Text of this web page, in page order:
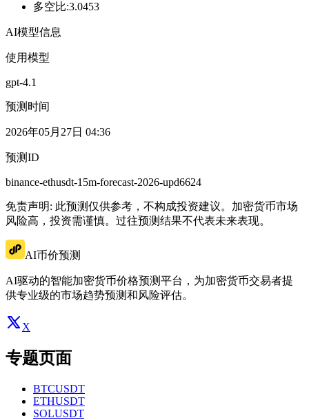
多空比:3.0453
AI模型信息
使用模型
gpt-4.1
预测时间
2026年05月27日 04:36
预测ID
binance-ethusdt-15m-forecast-2026-upd6624
免责声明: 此预测仅供参考，不构成投资建议。加密货币市场
风险高，投资需谨慎。过往预测结果不代表未来表现。
AI币价预测
AI驱动的智能加密货币价格预测平台，为加密货币交易者提
供专业级的市场趋势预测和风险评估。
X
专题页面
BTCUSDT
ETHUSDT
SOLUSDT